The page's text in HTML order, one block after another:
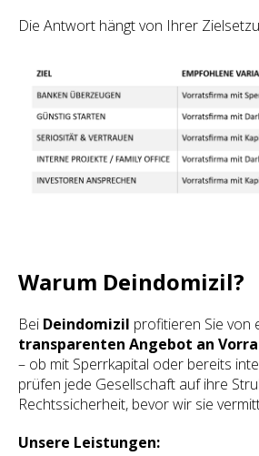
Die Antwort hängt von Ihrer
Warum Deindomizil?
Bei Deindomizil profitieren Sie von
transparenten Angebot an
– ob mit Sperrkapital oder bereits
prüfen jede Gesellschaft auf ihre
Rechtssicherheit, bevor wir sie
Unsere Leistungen: